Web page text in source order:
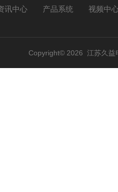
讯中心 产品系统 视频中
Copyright© 2026 江苏久